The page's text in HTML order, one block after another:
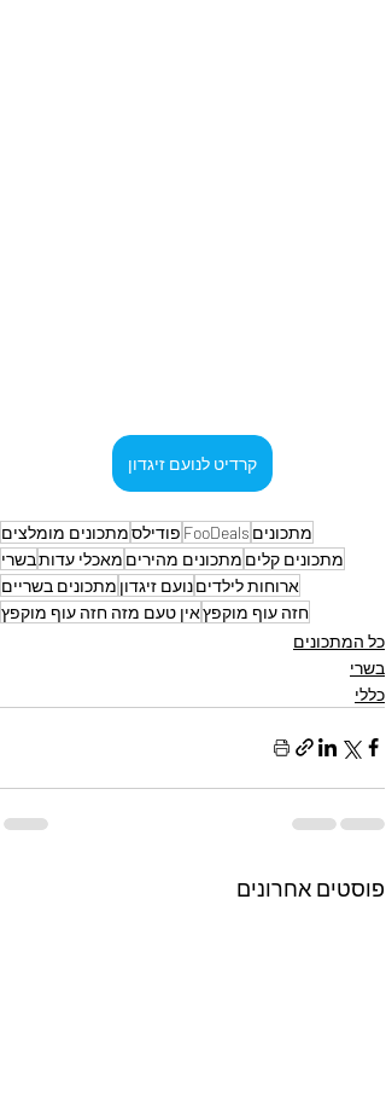
קרדיט לנועם זיגדון
מתכונים FooDeals פודילסמתכונים מומלצים
מתכונים קלים מתכונים מהירים מאכלי עדותבשרי
ארוחות לילדיםנועם זיגדון מתכונים בשריים
חזה עוף מוקפץאין טעם מזה חזה עוף מוקפץ
כל המתכונים
בשרי
כללי
פוסטים אחרונים